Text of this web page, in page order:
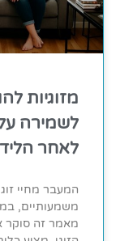
מזוגיות
לשמירה
לאחר
המעבר מחיי
משמעותיים,
מאמר זה סוקר